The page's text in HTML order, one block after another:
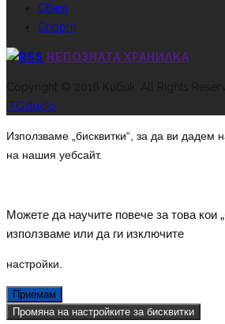
Свят
Спорт
НЕПОЗНАТА ХРАНИЛКА
Copyright © 2016 Кибик. All Rights
ITGstudio
Използваме „бисквитки“, за да ви дадем
на нашия уебсайт.
Можете да научите повече за това кои
използваме или да ги изключите
настройки.
Приемам
Промяна на настройките за бисквитки